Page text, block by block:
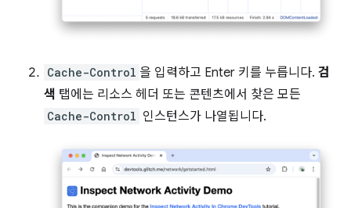
Cache-Control 을 입력하고 Enter 키를 누릅니다. 검
색 탭에는 리소스 헤더 또는 콘텐츠에서 찾은 모든
Cache-Control 인스턴스가 나열됩니다.